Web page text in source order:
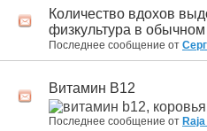
Количество вдохов
физкультура в
Последнее сообщение от
Витамин B12
Последнее сообщение от